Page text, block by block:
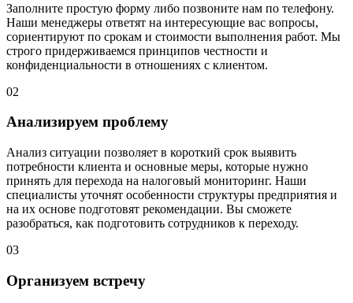
Заполните простую форму либо позвоните нам по телефону.
Наши менеджеры ответят на интересующие вас вопросы,
сориентируют по срокам и стоимости выполнения работ. Мы
строго придерживаемся принципов честности и
конфиденциальности в отношениях с клиентом.
02
Анализируем проблему
Анализ ситуации позволяет в короткий срок выявить
потребности клиента и основные меры, которые нужно
принять для перехода на налоговый мониторинг. Наши
специалисты уточнят особенности структуры предприятия и
на их основе подготовят рекомендации. Вы сможете
разобраться, как подготовить сотрудников к переходу.
03
Организуем встречу